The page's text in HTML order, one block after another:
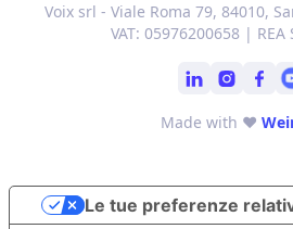
Voix srl - Viale Roma 79, 84010,
VAT: 05976200658 | REA
Made with ❤
Le tue preferenze